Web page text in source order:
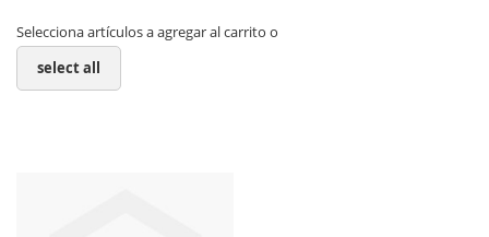
Selecciona artículos a agregar al carrito o
select all